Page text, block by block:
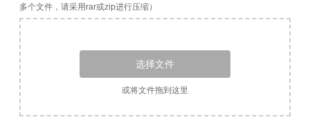
多个文件，请采用rar或zip进行压缩）
选择文件
或将文件拖到这里